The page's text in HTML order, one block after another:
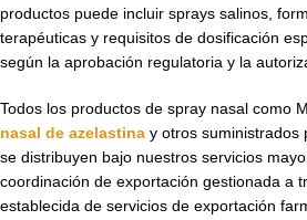
productos puede incluir sprays salinos,
terapéuticas y requisitos de dosificación
según la aprobación regulatoria y la
Todos los productos de spray nasal como
nasal de azelastina y otros suministrados
se distribuyen bajo nuestros servicios
coordinación de exportación gestionada a
establecida de servicios de exportación